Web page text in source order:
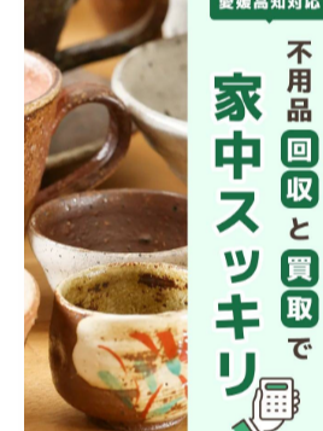
< 前のページ 一覧に戻る
カテゴリー
全てのカテゴリー
買取
遺品整理
出張
愛媛の不用品回収
高知の不用品回収